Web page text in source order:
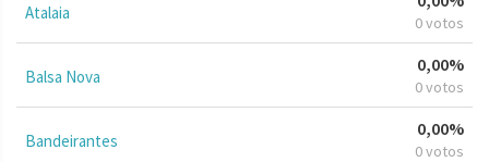
Atalaia 0 votos
Balsa Nova
0,00%
0 votos
Bandeirantes
0,00%
0 votos